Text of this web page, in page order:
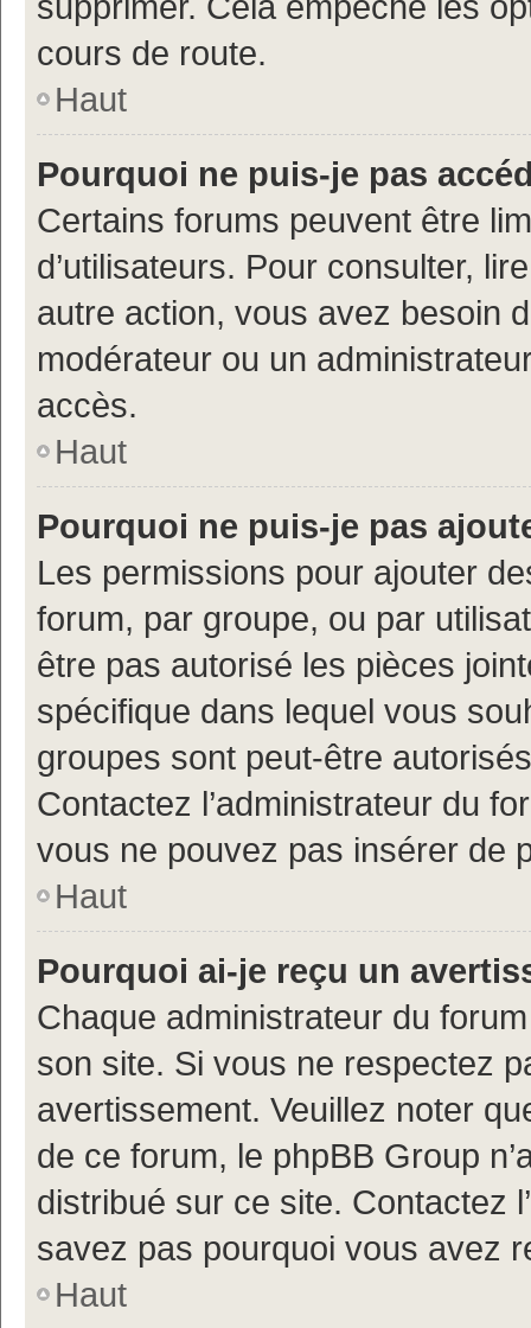
cours de route.
Haut
Pourquoi ne puis-je pas
Certains forums peuvent être
d’utilisateurs. Pour consulter,
autre action, vous avez besoin
modérateur ou un
accès.
Haut
Pourquoi ne puis-je pas
Les permissions pour ajouter
forum, par groupe, ou par
être pas autorisé les pièces
spécifique dans lequel vous
groupes sont peut-être
Contactez l’administrateur du
vous ne pouvez pas insérer de
Haut
Pourquoi ai-je reçu un
Chaque administrateur du
son site. Si vous ne respectez
avertissement. Veuillez noter
de ce forum, le phpBB Group
distribué sur ce site. Contactez
savez pas pourquoi vous avez
Haut